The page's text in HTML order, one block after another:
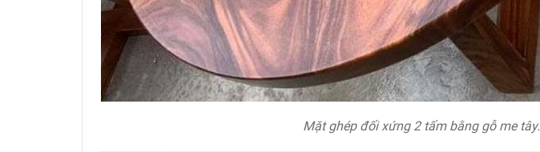
Mặt ghép đối xứng 2 tấm bằng gỗ me tây.